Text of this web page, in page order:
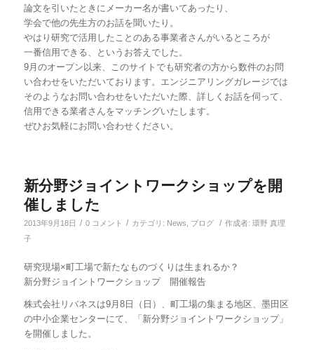
論文を引いたときにメーカー名が書いてあったり、
学会で他の先生方のお話を聞いたり。
やはり研究で活用したことのある事業者さんがいるところが
一番信用できる、というお答えでした。
9月のオープン以来、このサイトでも研究者の方から数件のお問
い合わせをいただいております。エンジニアリングガレージでは
そのようなお問い合わせをいただいた際、詳しくお話を伺って、
信用できる業者さんをマッチングいたします。
ぜひお気軽にお問い合わせください。
新分野ジョイントワークショップを開
催しました
2013年9月18日 / 0 コメント / カテゴリ: News ブログ / 作成者: 環野 真理
子
研究現場×町工場で新たなものづくりは生まれるか？
新分野ジョイントワークショップ 開催報告
株式会社リバネスは9月8日（日）、町工場の集まる地区、墨田区
の中小企業センターにて、「新分野ジョイントワークショップ」
を開催しました。